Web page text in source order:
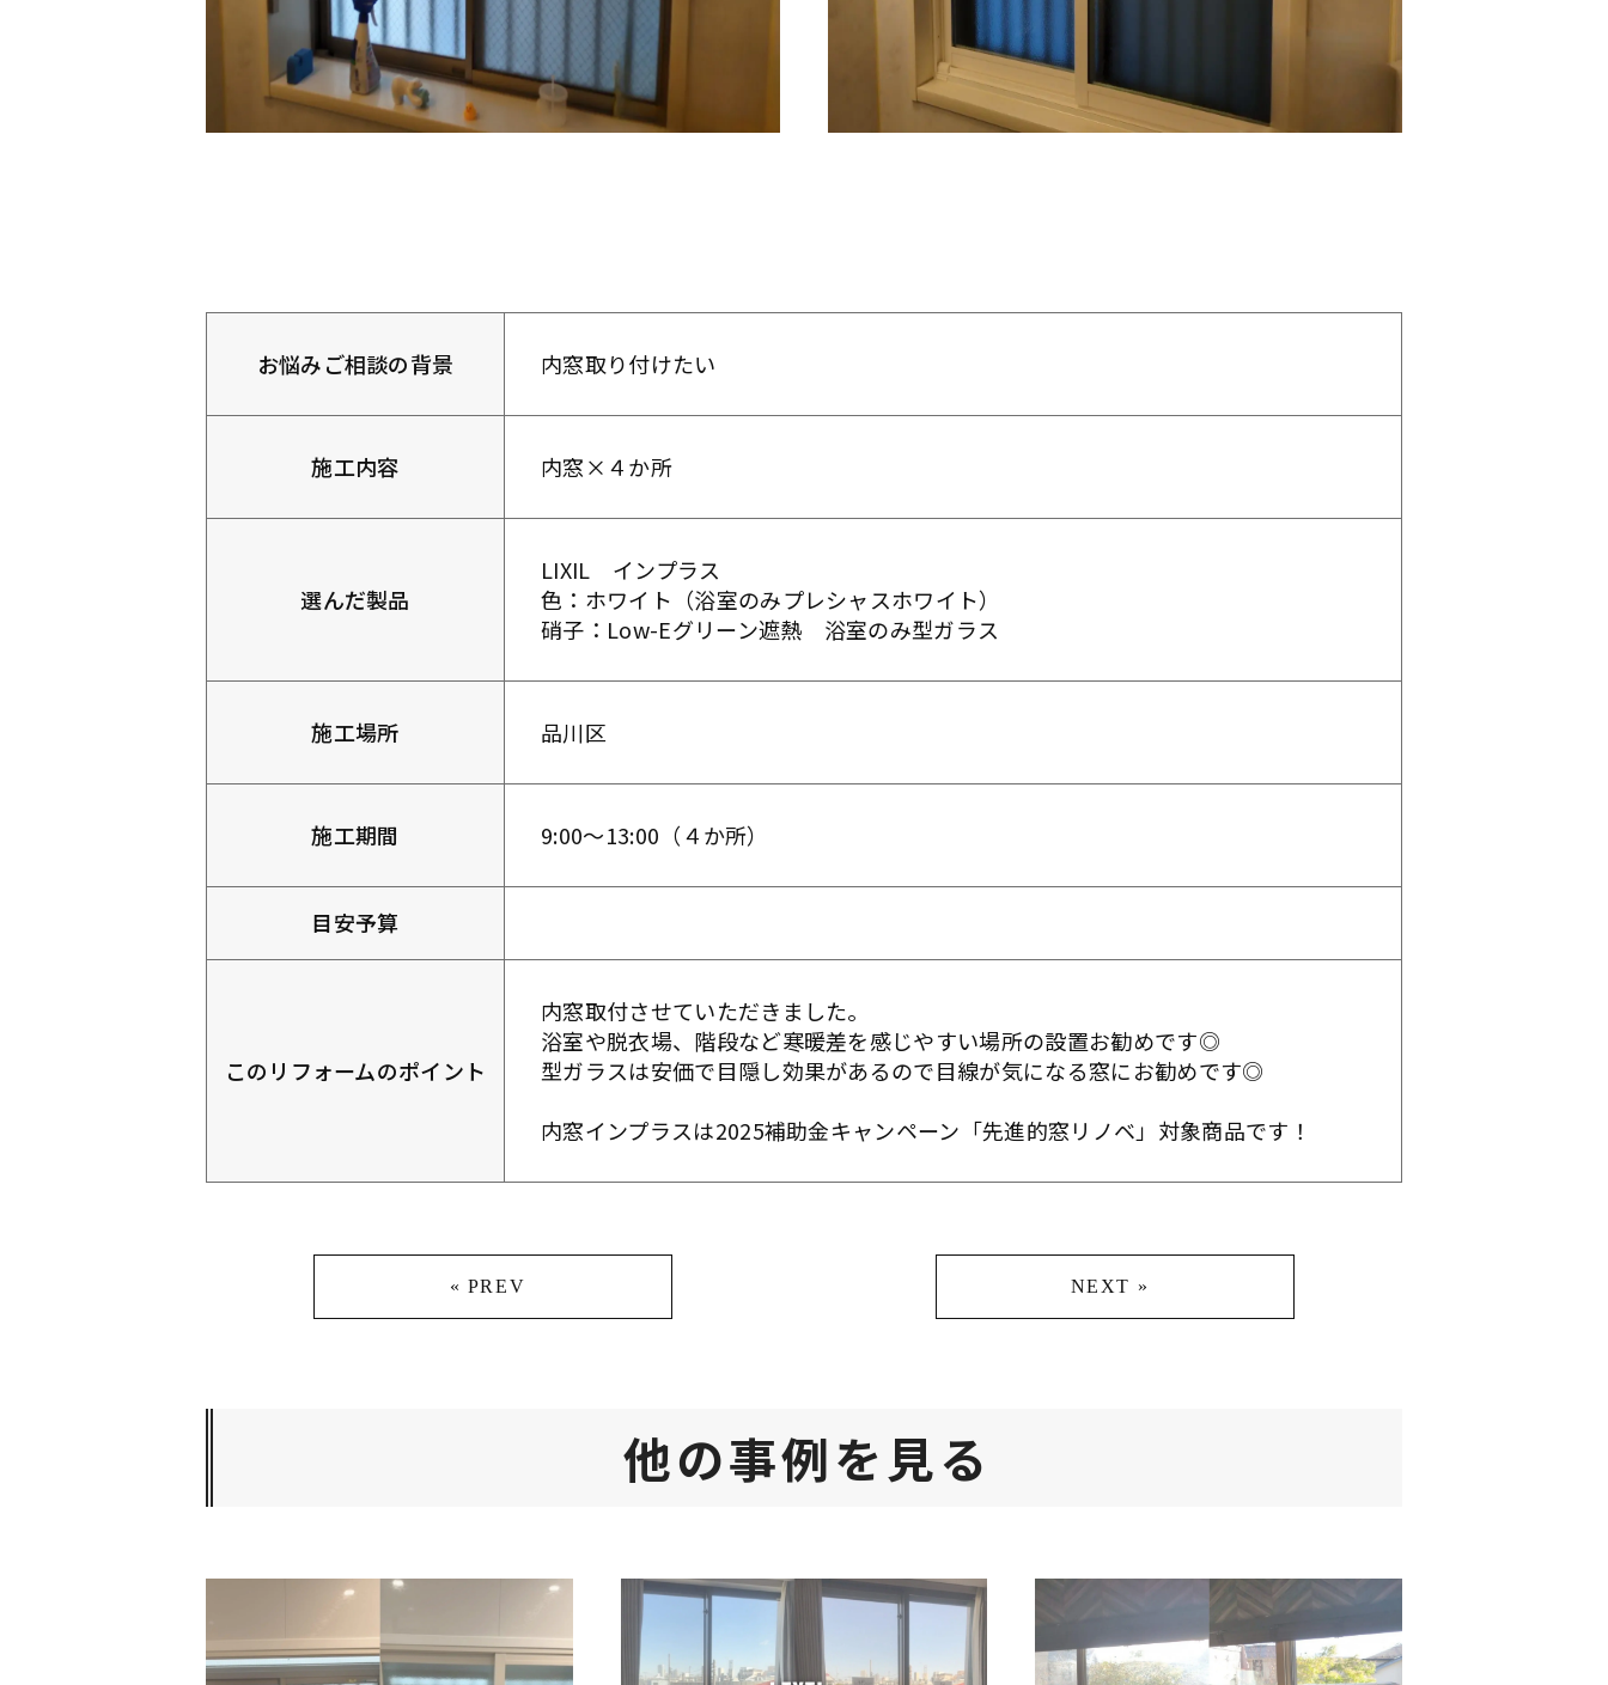
お悩みご相談の背景 内窓取り付けたい
施工内容 内窓×４か所
選んだ製品
LIXIL インプラス
色：ホワイト（浴室のみプレシャスホワイト）
硝子：Low-Eグリーン遮熱 浴室のみ型ガラス
施工場所 品川区
施工期間 9:00～13:00（４か所）
目安予算
このリフォームのポイント
内窓取付させていただきました。
浴室や脱衣場、階段など寒暖差を感じやすい場所の設置お勧めです◎
型ガラスは安価で目隠し効果があるので目線が気になる窓にお勧めです◎
内窓インプラスは2025補助金キャンペーン「先進的窓リノベ」対象商品です！
« PREV NEXT »
他の事例を見る